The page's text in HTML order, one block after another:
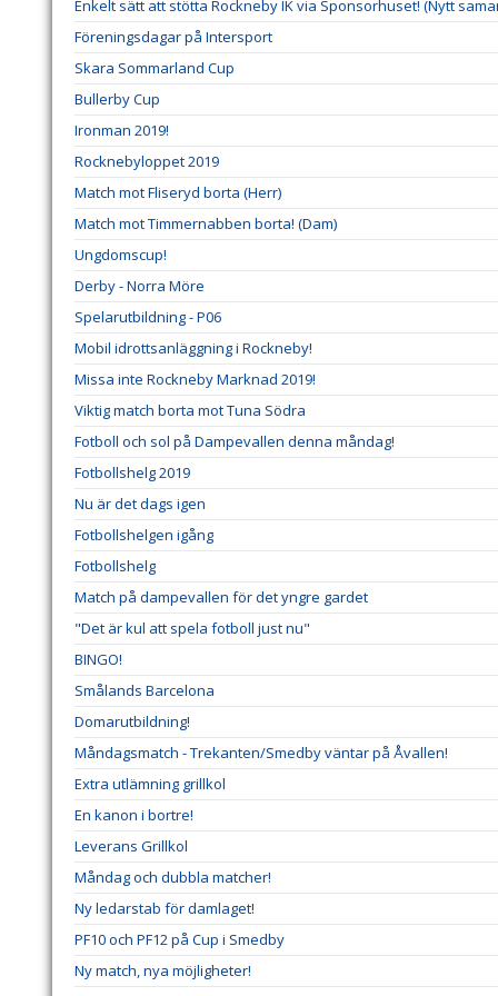
Enkelt sätt att stötta Rockneby IK via Sponsorhuset! (Nytt
Föreningsdagar på Intersport
Skara Sommarland Cup
Bullerby Cup
Ironman 2019!
Rocknebyloppet 2019
Match mot Fliseryd borta (Herr)
Match mot Timmernabben borta! (Dam)
Ungdomscup!
Derby - Norra Möre
Spelarutbildning - P06
Mobil idrottsanläggning i Rockneby!
Missa inte Rockneby Marknad 2019!
Viktig match borta mot Tuna Södra
Fotboll och sol på Dampevallen denna måndag!
Fotbollshelg 2019
Nu är det dags igen
Fotbollshelgen igång
Fotbollshelg
Match på dampevallen för det yngre gardet
"Det är kul att spela fotboll just nu"
BINGO!
Smålands Barcelona
Domarutbildning!
Måndagsmatch - Trekanten/Smedby väntar på Åvallen!
Extra utlämning grillkol
En kanon i bortre!
Leverans Grillkol
Måndag och dubbla matcher!
Ny ledarstab för damlaget!
PF10 och PF12 på Cup i Smedby
Ny match, nya möjligheter!